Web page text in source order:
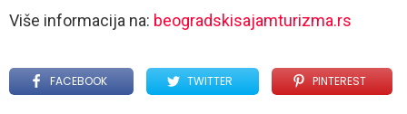
Više informacija na: beogradskisajamturizma.rs
FACEBOOK TWITTER PINTEREST